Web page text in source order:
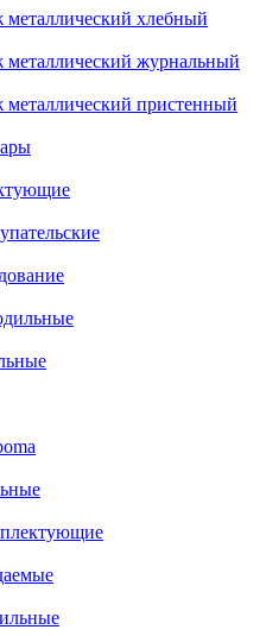
металлический хлебный
металлический журнальный
металлический пристенный